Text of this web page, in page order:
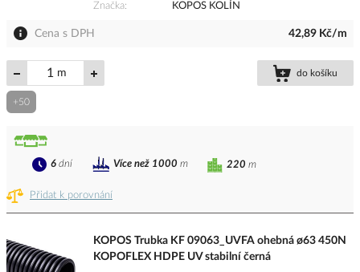
Značka
KOPOS KOLÍN
Cena s DPH 42,89 Kč/m
m do košíku
+50
Přidat k porovnání
220 m
6 dní Více než 1000 m
KOPOS Trubka KF 09063_UVFA ohebná ø63 450N
KOPOFLEX HDPE UV stabilní černá